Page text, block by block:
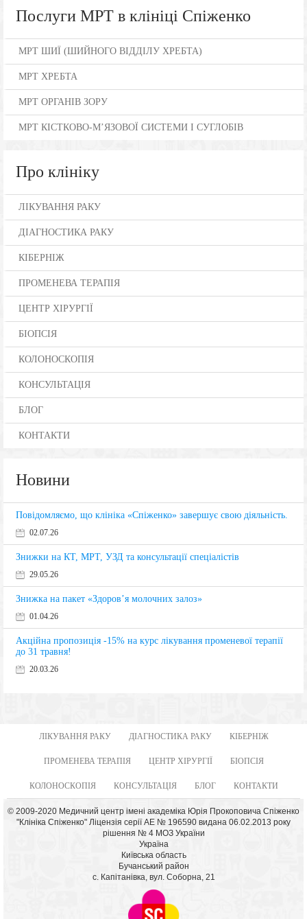
Послуги МРТ в клініці Спіженко
МРТ ШИЇ (ШИЙНОГО ВІДДІЛУ ХРЕБТА)
МРТ ХРЕБТА
МРТ ОРГАНІВ ЗОРУ
МРТ КІСТКОВО-М’ЯЗОВОЇ СИСТЕМИ І СУГЛОБІВ
Про клініку
ЛІКУВАННЯ РАКУ
ДІАГНОСТИКА РАКУ
КІБЕРНІЖ
ПРОМЕНЕВА ТЕРАПІЯ
ЦЕНТР ХІРУРГІЇ
БІОПСІЯ
КОЛОНОСКОПІЯ
КОНСУЛЬТАЦІЯ
БЛОГ
КОНТАКТИ
Новини
Повідомляємо, що клініка «Спіженко» завершує свою діяльність.
02.07.26
Знижки на КТ, МРТ, УЗД та консультації спеціалістів
29.05.26
Знижка на пакет «Здоров’я молочних залоз»
01.04.26
Акційна пропозиція -15% на курс лікування променевої терапії
до 31 травня!
20.03.26
ЛІКУВАННЯ РАКУ ДІАГНОСТИКА РАКУ КІБЕРНІЖ
ПРОМЕНЕВА ТЕРАПІЯ ЦЕНТР ХІРУРГІЇ БІОПСІЯ
КОЛОНОСКОПІЯ КОНСУЛЬТАЦІЯ БЛОГ КОНТАКТИ
© 2009-2020 Медичний центр імені академіка Юрія Прокоповича Спіженко
"Клініка Спіженко" Ліцензія серії АЕ № 196590 видана 06.02.2013 року
рішення № 4 МОЗ України
Україна
Київська область
Бучанський район
с. Капітанівка, вул. Соборна, 21